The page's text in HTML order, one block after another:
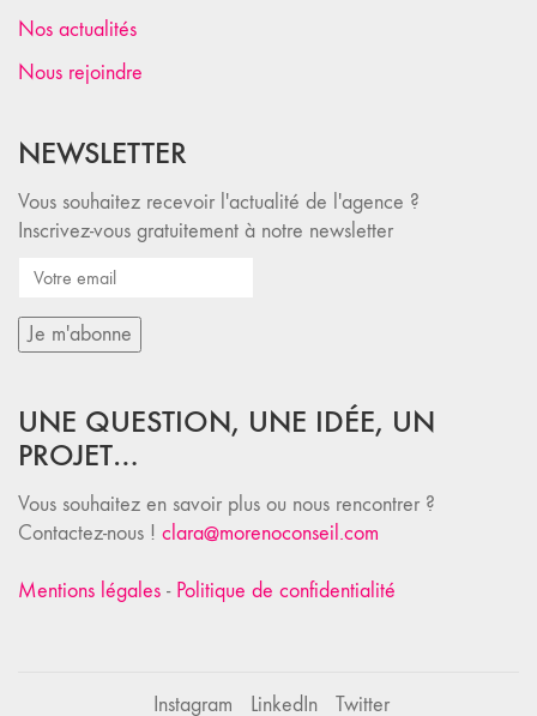
Nos actualités
Nous rejoindre
NEWSLETTER
Vous souhaitez recevoir l'actualité de l'agence ?
Inscrivez-vous gratuitement à notre newsletter
UNE QUESTION, UNE IDÉE, UN
PROJET…
Vous souhaitez en savoir plus ou nous rencontrer ?
Contactez-nous ! clara@morenoconseil.com
Mentions légales - Politique de confidentialité
Instagram LinkedIn Twitter